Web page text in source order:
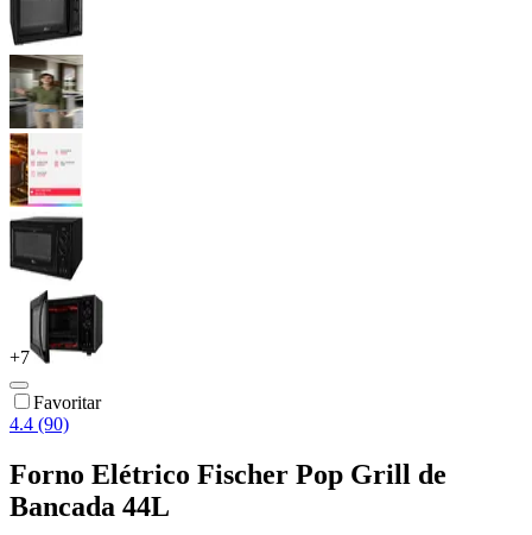
+7
Favoritar
4.4 (90)
Forno Elétrico Fischer Pop Grill de
Bancada 44L